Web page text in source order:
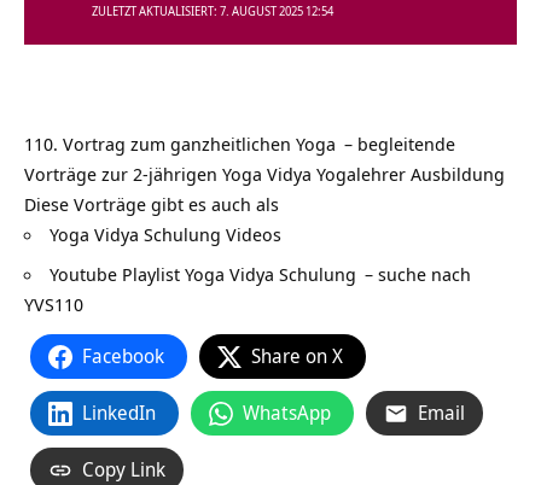
ZULETZT AKTUALISIERT: 7. AUGUST 2025 12:54
110. Vortrag zum ganzheitlichen Yoga – begleitende
Vorträge zur 2-jährigen Yoga Vidya Yogalehrer Ausbildung
Diese Vorträge gibt es auch als
Yoga Vidya Schulung Videos
Youtube Playlist Yoga Vidya Schulung – suche nach
YVS110
Facebook Share on X
LinkedIn WhatsApp Email
Copy Link